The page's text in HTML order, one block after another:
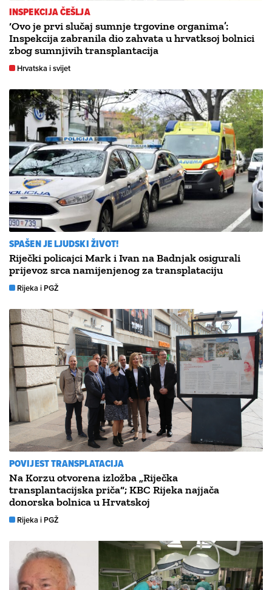
INSPEKCIJA ČEŠLJA
‘Ovo je prvi slučaj sumnje trgovine organima’:
Inspekcija zabranila dio zahvata u hrvatksoj bolnici
zbog sumnjivih transplantacija
Hrvatska i svijet
SPAŠEN JE LJUDSKI ŽIVOT!
Riječki policajci Mark i Ivan na Badnjak osigurali
prijevoz srca namijenjenog za transplataciju
Rijeka i PGŽ
POVIJEST TRANSPLATACIJA
Na Korzu otvorena izložba „Riječka
transplantacijska priča“; KBC Rijeka najjača
donorska bolnica u Hrvatskoj
Rijeka i PGŽ